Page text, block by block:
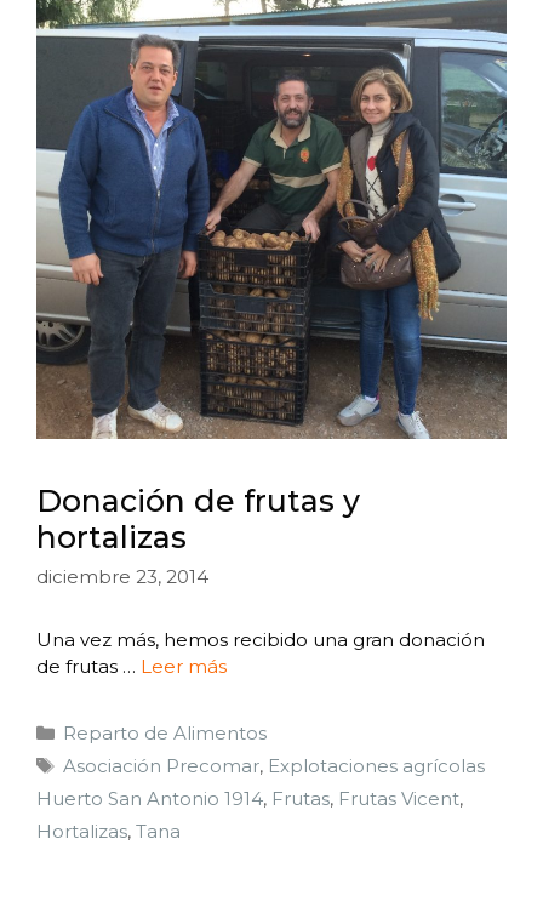
Donación de frutas y
hortalizas
diciembre 23, 2014
Una vez más, hemos recibido una gran donación
de frutas … Leer más
Reparto de Alimentos
Asociación Precomar, Explotaciones agrícolas
Huerto San Antonio 1914, Frutas, Frutas Vicent,
Hortalizas, Tana